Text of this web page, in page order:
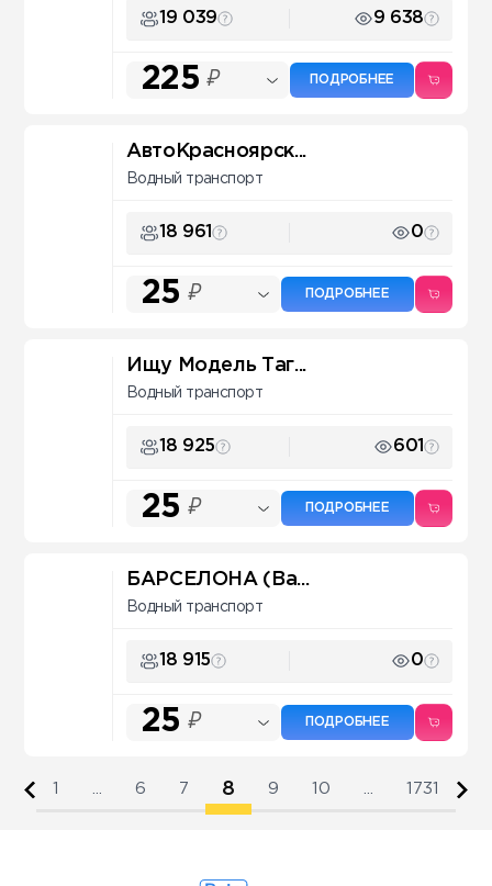
19 039 9 638
225 ₽ ПОДРОБНЕЕ
АвтоКрасноярск...
Водный транспорт
18 961 0
25 ₽ ПОДРОБНЕЕ
Ищу Модель Таг...
Водный транспорт
18 925 601
25 ₽ ПОДРОБНЕЕ
БАРСЕЛОНА (Ba...
Водный транспорт
18 915 0
25 ₽ ПОДРОБНЕЕ
6 7 8 9 10 1731